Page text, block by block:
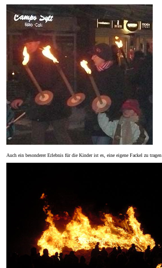
Auch ein besonderer Erlebnis für die Kinder ist es, eine eigene Fackel zu tragen